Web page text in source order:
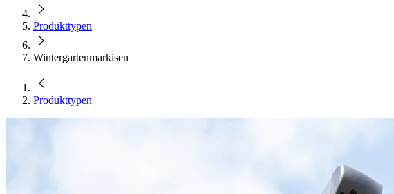
Produkttypen
Wintergarten­markisen
Produkttypen